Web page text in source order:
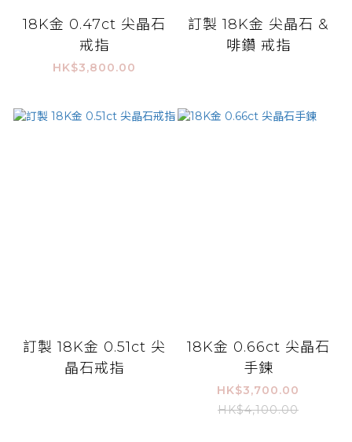
18K金 0.47ct 尖晶石
戒指
HK$3,800.00
訂製 18K金 尖晶石 &
啡鑽 戒指
訂製 18K金 0.51ct 尖
晶石戒指
18K金 0.66ct 尖晶石
手鍊
HK$3,700.00
HK$4,100.00